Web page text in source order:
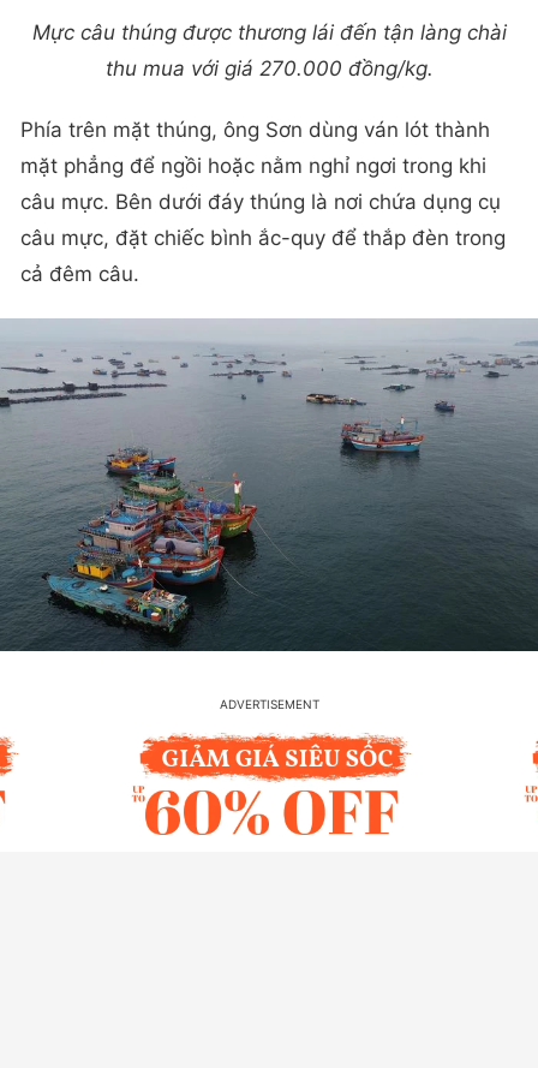
Mực câu thúng được thương lái đến tận làng chài
thu mua với giá 270.000 đồng/kg.
Phía trên mặt thúng, ông Sơn dùng ván lót thành
mặt phẳng để ngồi hoặc nằm nghỉ ngơi trong khi
câu mực. Bên dưới đáy thúng là nơi chứa dụng cụ
câu mực, đặt chiếc bình ắc-quy để thắp đèn trong
cả đêm câu.